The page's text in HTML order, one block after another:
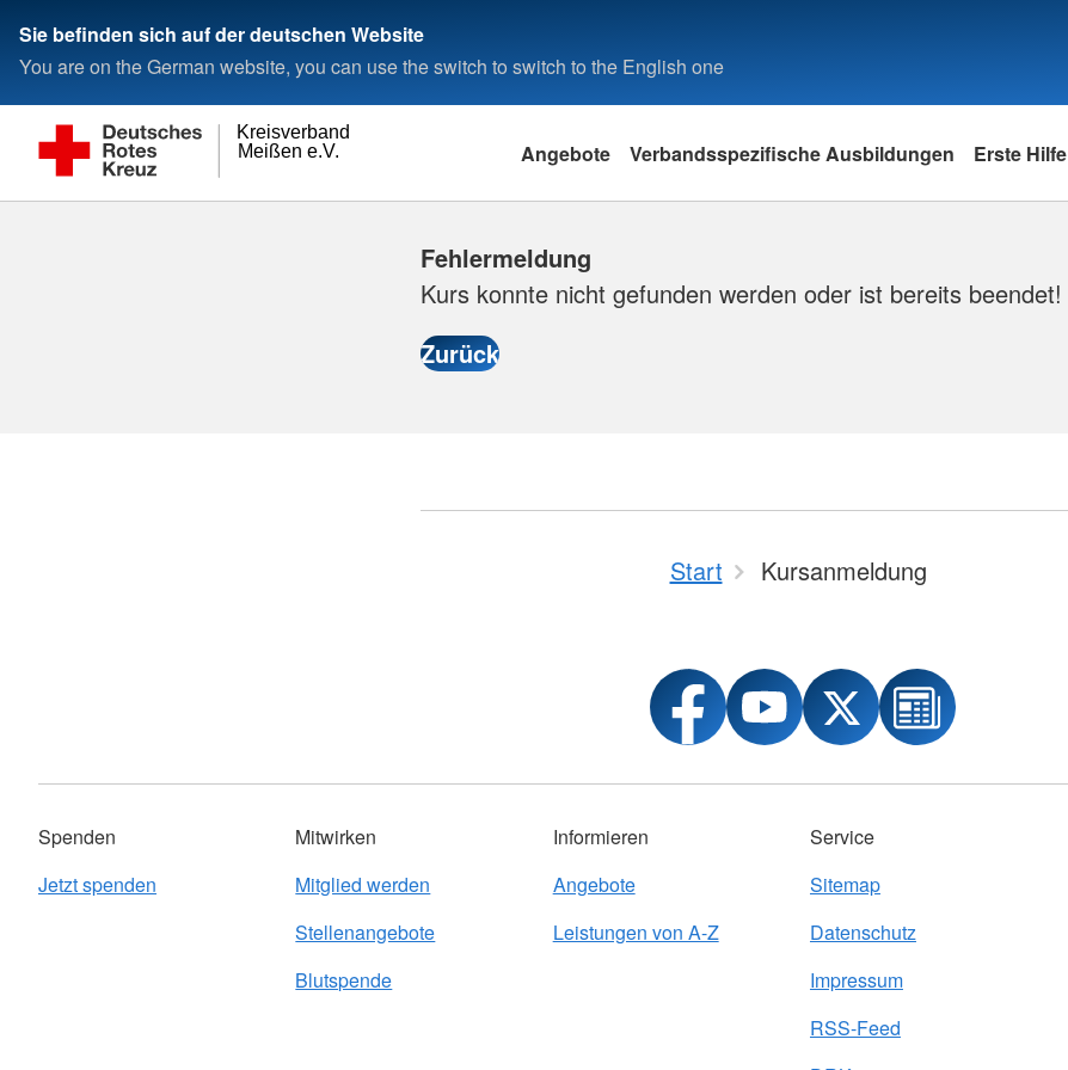
Sie befinden sich auf der deutschen Website
You are on the German website, you can use the switch to switch to the English one
Meißen e.V.
Kreisverband
Angebote Verbandsspezifische Ausbildungen Erste Hilfe
Fehlermeldung
Kurs konnte nicht gefunden werden oder ist bereits beendet!
Start Kursanmeldung
Spenden
Jetzt spenden
Mitwirken
Mitglied werden
Stellenangebote
Blutspende
Informieren
Angebote
Leistungen von A-Z
Service
Sitemap
Datenschutz
Impressum
RSS-Feed